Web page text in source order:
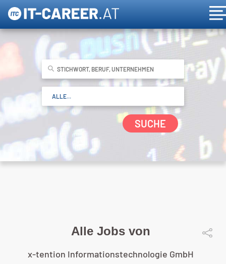
SUCHE
Alle Jobs von
x-tention Informationstechnologie GmbH